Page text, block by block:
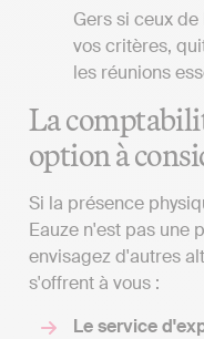
Gers si ceux
vos critères,
les réunions
La
option à
Si la présence
Eauze n'est pas une
envisagez d'autres
s'offrent à vous :
Le service